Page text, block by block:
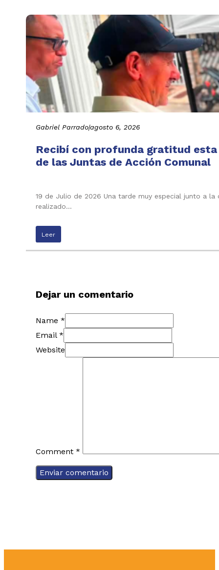
Gabriel Parrado|agosto 6, 2026
Recibí con profunda gratitud
de las Juntas de Acción Comunal
19 de Julio de 2026 Una tarde muy especial junto a
realizado…
Leer
Dejar un comentario
Name *
Email *
Website
Comment *